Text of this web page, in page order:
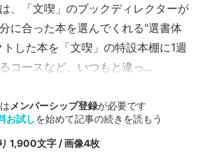
、「文喫」のブックディレクターが
に合った本を選んでくれる"選書体
した本を「文喫」の特設本棚に1週
コースなど、いつもと違っ...
メンバーシップ登録が必要です
お試しを始めて記事の続きを読もう
1,900文字 / 画像4枚